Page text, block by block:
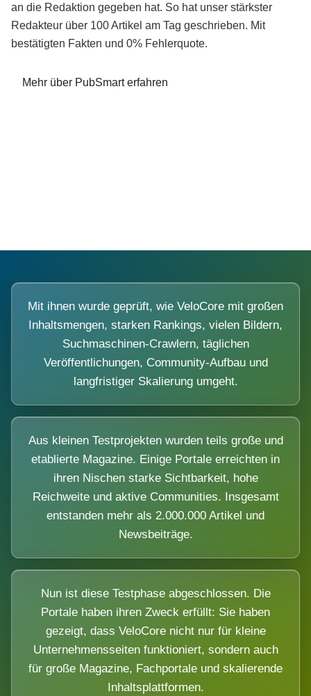
an die Redaktion gegeben hat. So hat unser stärkster
Redakteur über 100 Artikel am Tag geschrieben. Mit
bestätigten Fakten und 0% Fehlerquote.
Mehr über PubSmart erfahren
Mit ihnen wurde geprüft, wie VeloCore mit großen
Inhaltsmengen, starken Rankings, vielen Bildern,
Suchmaschinen-Crawlern, täglichen
Veröffentlichungen, Community-Aufbau und
langfristiger Skalierung umgeht.
Aus kleinen Testprojekten wurden teils große und
etablierte Magazine. Einige Portale erreichten in
ihren Nischen starke Sichtbarkeit, hohe
Reichweite und aktive Communities. Insgesamt
entstanden mehr als 2.000.000 Artikel und
Newsbeiträge.
Nun ist diese Testphase abgeschlossen. Die
Portale haben ihren Zweck erfüllt: Sie haben
gezeigt, dass VeloCore nicht nur für kleine
Unternehmensseiten funktioniert, sondern auch
für große Magazine, Fachportale und skalierende
Inhaltsplattformen.